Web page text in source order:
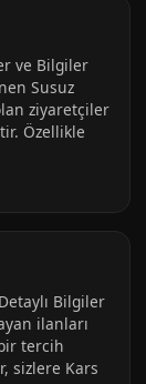
ve Bilgiler
Susuz
ziyaretçiler
Özellikle
Bilgiler
ilanları
tercih
sizlere Kars